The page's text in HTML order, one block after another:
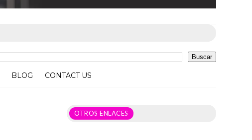
BLOG CONTACT US
OTROS ENLACES